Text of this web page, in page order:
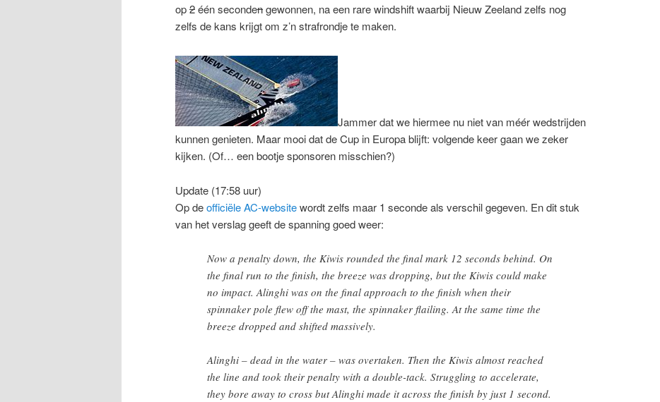
op2één secondengewonnen, na een rare windshift waarbij Nieuw Zeeland zelfs nog
zelfs de kans krijgt om z’n strafrondje te maken.
Jammer dat we hiermee nu niet van méér wedstrijden
kunnen genieten. Maar mooi dat de Cup in Europa blijft: volgende keer gaan we zeker
kijken. (Of… een bootje sponsoren misschien?)
Update (17:58 uur)
Op deofficiële AC-websitewordt zelfs maar 1 seconde als verschil gegeven. En dit stuk
van het verslag geeft de spanning goed weer:
Now a penalty down, the Kiwis rounded the final mark 12 seconds behind. On
the final run to the finish, the breeze was dropping, but the Kiwis could make
no impact. Alinghi was on the final approach to the finish when their
spinnaker pole flew off the mast, the spinnaker flailing. At the same time the
breeze dropped and shifted massively.
Alinghi – dead in the water – was overtaken. Then the Kiwis almost reached
the line and took their penalty with a double-tack. Struggling to accelerate,
they bore away to cross but Alinghi made it across the finish by just 1 second.